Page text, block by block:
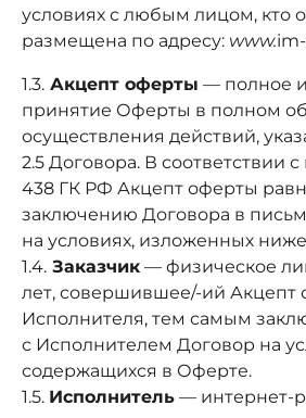
условиях с любым лицом, кто
размещена по адресу: www.
1.3. Акцепт оферты — полное
принятие Оферты в полном
осуществления действий,
2.5 Договора. В соответствии с
438 ГК РФ Акцепт оферты
заключению Договора в
на условиях, изложенных
1.4. Заказчик — физическое
лет, совершившее/-ий Акцепт
Исполнителя, тем самым
с Исполнителем Договор на
содержащихся в Оферте.
1.5. Исполнитель — интернет-